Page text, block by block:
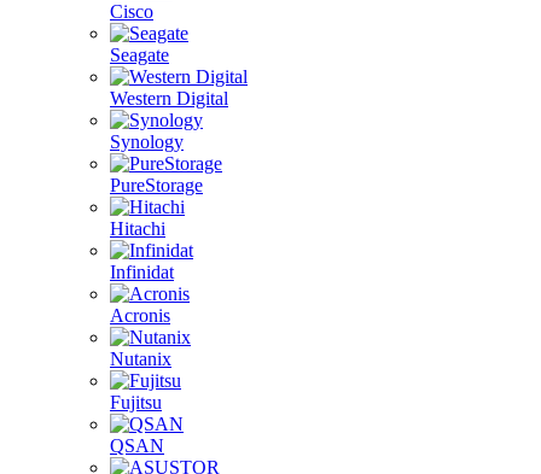
Cisco
Seagate
Western Digital
Synology
PureStorage
Hitachi
Infinidat
Acronis
Nutanix
Fujitsu
QSAN